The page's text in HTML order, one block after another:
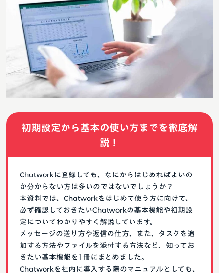
初期設定から基本の使い方までを徹底解
説！
Chatworkに登録しても、なにからはじめればよいの
か分からない方は多いのではないでしょうか？
本資料では、Chatworkをはじめて使う方に向けて、
必ず確認しておきたいChatworkの基本機能や初期設
定についてわかりやすく解説しています。
メッセージの送り方や返信の仕方、また、タスクを追
加する方法やファイルを添付する方法など、知ってお
きたい基本機能を1冊にまとめました。
Chatworkを社内に導入する際のマニュアルとしても、